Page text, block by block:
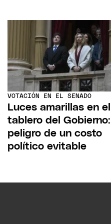
VOTACIÓN EN EL SENADO
Luces amarillas en el
tablero del
peligro de un costo
político evitable